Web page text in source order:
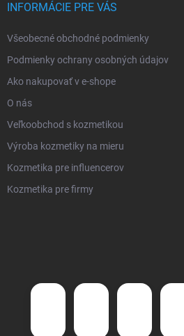
INFORMÁCIE PRE VÁS
Všeobecné obchodné podmienky
Podmienky ochrany osobných údajov
Ako nakupovať v e-shope
O nás
Veľkoobchod s kozmetikou
Výroba kozmetiky na mieru
Kozmetika pre influencerov
Kozmetika pre firmy